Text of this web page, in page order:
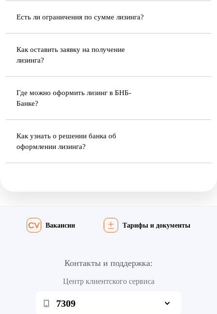
Есть ли ограничения по сумме лизинга?
Как оставить заявку на получение
лизинга?
Где можно оформить лизинг в БНБ-
Банке?
Как узнать о решении банка об
оформлении лизинга?
Вакансии Тарифы и документы
Контакты и поддержка:
Центр клиентского сервиса
7309